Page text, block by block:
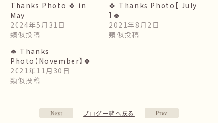
Thanks Photo 🍀 in
May
2024年5月31日
類似投稿
🍀 Thanks Photo【 July
】🍀
2021年8月2日
類似投稿
🍀 Thanks
Photo【November】🍀
2021年11月30日
類似投稿
ブログ一覧へ戻る